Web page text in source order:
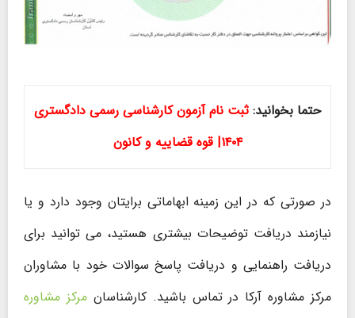
حتما بخوانید: ثبت نام آزمون کارشناسی رسمی دادگستری
۱۴۰۴| قوه قضاییه و کانون
در صورتی که در این زمینه ابهاماتی برایتان وجود دارد و یا
نیازمند دریافت توضیحات بیشتری هستید، می توانید برای
دریافت راهنمایی و دریافت پاسخ سوالات خود با مشاوران
مرکز مشاوره آرکا در تماس باشید. کارشناسانمرکز مشاوره